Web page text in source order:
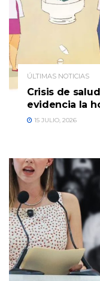
ÚLTIMAS NOTICIAS
Crisis de
evidencia la
15 JULIO, 2026